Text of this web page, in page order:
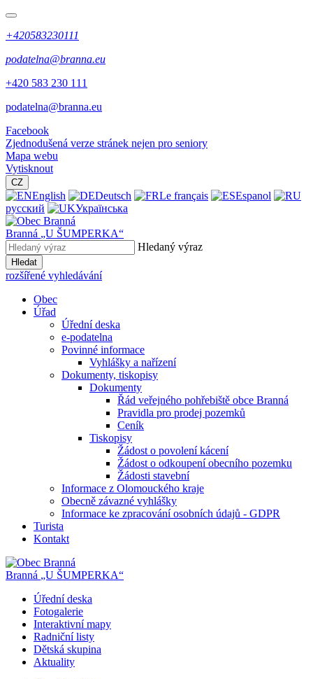
+420583230111
podatelna@branna.eu
+420 583 230 111
podatelna@branna.eu
Facebook
Zjednodušená verze stránek nejen pro seniory
Mapa webu
Vytisknout
CZ
English Deutsch Le français
Espanol
русский
Українська
Branná „U ŠUMPERKA“
Hledaný výraz
Hledat
rozšířené vyhledávání
Obec
Úřad
Úřední deska
e-podatelna
Povinné informace
Vyhlášky a nařízení
Dokumenty, tiskopisy
Dokumenty
Řád veřejného pohřebiště obce Branná
Pravidla pro prodej pozemků
Ceník
Tiskopisy
Žádost o povolení kácení
Žádost o odkoupení obecního pozemku
Žádosti stavební
Informace z Olomouckého kraje
Obecně závazné vyhlášky
Informace ke zpracování osobních údajů - GDPR
Turista
Kontakt
Branná „U ŠUMPERKA“
Úřední deska
Fotogalerie
Interaktivní mapy
Radniční listy
Dětská skupina
Aktuality